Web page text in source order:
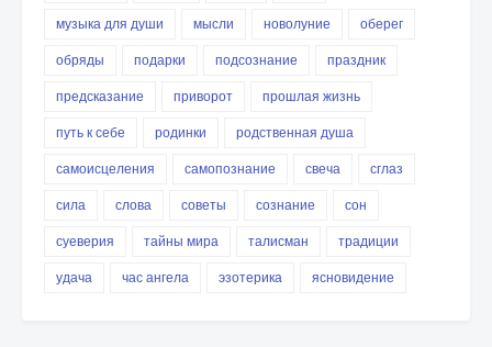
музыка для души
мысли новолуние
оберег
обряды
подарки подсознание
праздник
предсказание
приворот
прошлая жизнь
путь к себе
родинки
родственная душа
самоисцеления
самопознание свеча
сглаз
сила
слова советы сознание
сон
суеверия
тайны мира талисман
традиции
удача
час ангела эзотерика ясновидение